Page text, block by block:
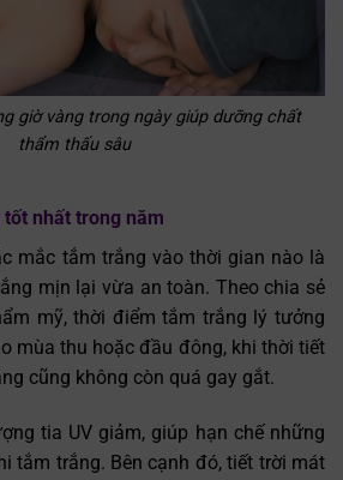
giờ vàng trong ngày giúp dưỡng chất
thẩm thấu sâu
nhất trong năm
mắc tắm trắng vào thời gian nào là
mịn lại vừa an toàn. Theo chia sẻ
mỹ, thời điểm tắm trắng lý tưởng
mùa thu hoặc đầu đông, khi thời tiết
cũng không còn quá gay gắt.
tia UV giảm, giúp hạn chế những
tắm trắng. Bên cạnh đó, tiết trời mát